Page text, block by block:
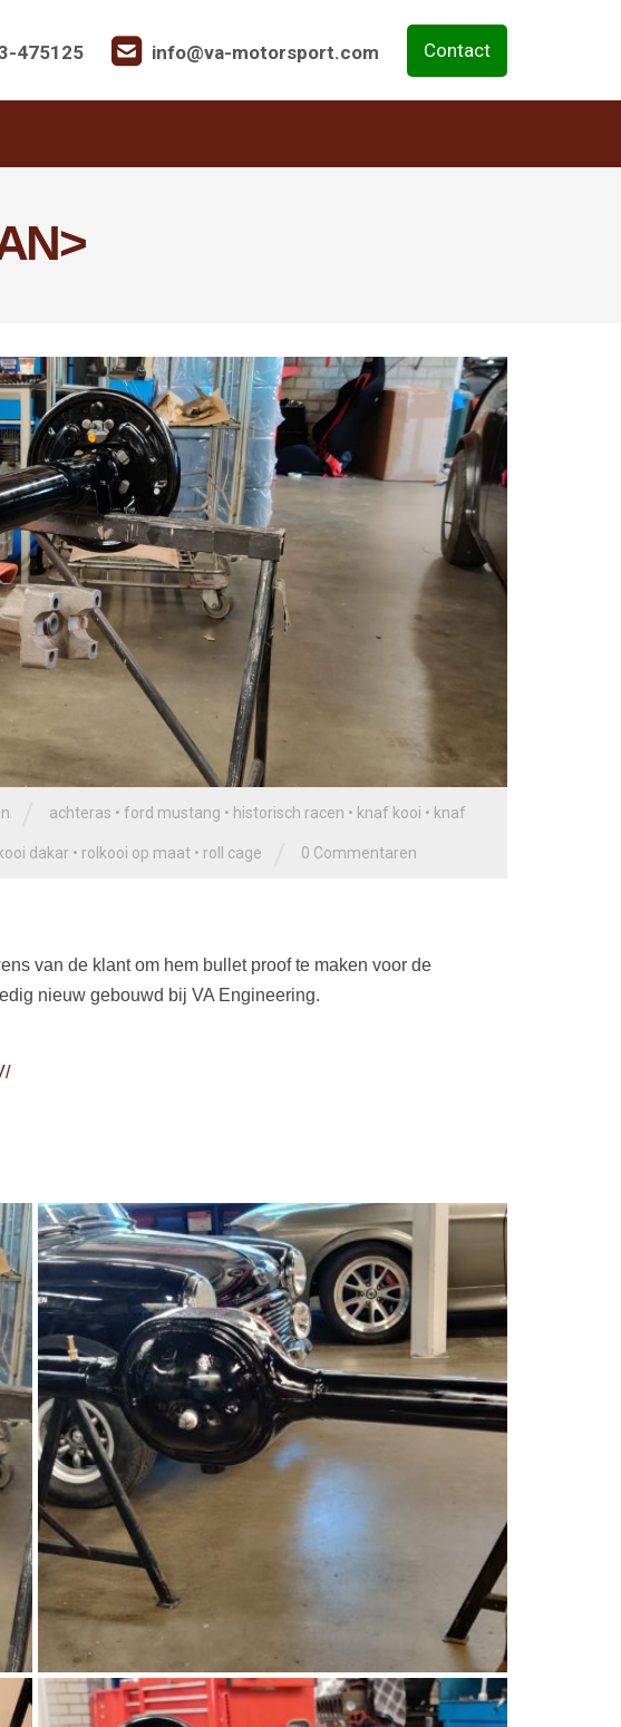
475125 info@va-motorsport.com Contact
achteras • ford mustang • historisch racen • knaf kooi • knaf
dakar• rolkooi op maat• roll cage 0 Commentaren
van de klant om hem bullet proof te maken voor de
nieuw gebouwd bij VA Engineering.